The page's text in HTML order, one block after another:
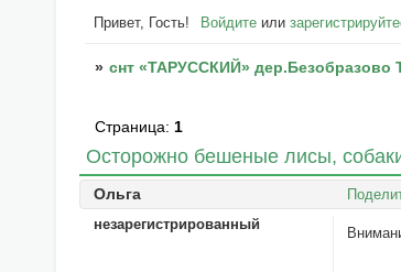
Привет, Гость! Войдите или
» снт «ТАРУССКИЙ» дер.Безобразово
Осторожно бешеные лисы,
Страница: 1
Ольга
незарегистрированный